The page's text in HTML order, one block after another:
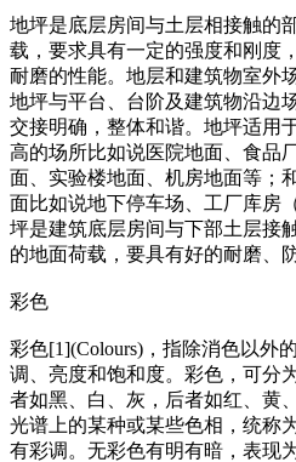
地坪是底层房间与土层相接触的
载，要求具有一定的强度和刚度
耐磨的性能。地层和建筑物室外
地坪与平台、台阶及建筑物沿边
交接明确，整体和谐。地坪适用
高的场所比如说医院地面、食品
面、实验楼地面、机房地面等；
面比如说地下停车场、工厂库房
坪是建筑底层房间与下部土层接
的地面荷载，要具有好的耐磨、
彩色
彩色[1](Colours)，指除消色以外
调、亮度和饱和度。彩色，可分
者如黑、白、灰，后者如红、黄
光谱上的某种或某些色相，统称
有彩调。无彩色有明有暗，表现